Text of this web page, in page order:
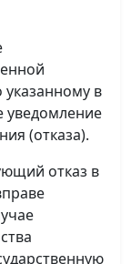
в
уведомление
(отказа).
отказ в